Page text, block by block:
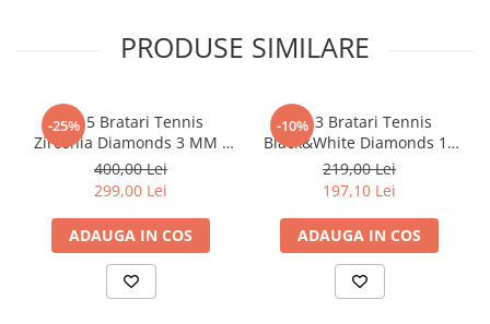
PRODUSE SIMILARE
-25%
Set 5 Bratari Tennis
Zirconia Diamonds 3 MM /
19.5 CM
400,00 Lei
299,00 Lei
ADAUGA IN COS
-10%
Set 3 Bratari Tennis
Black&White Diamonds 19
CM
219,00 Lei
197,10 Lei
ADAUGA IN COS